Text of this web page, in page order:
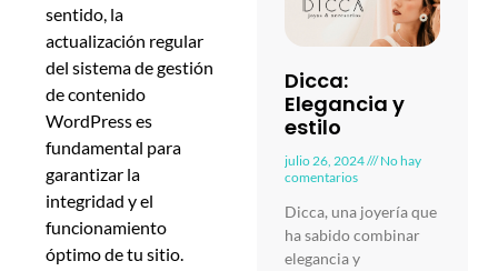
sentido, la
actualización regular
del sistema de gestión
de contenido
WordPress es
fundamental para
garantizar la
integridad y el
funcionamiento
óptimo de tu sitio.
Dicca:
Elegancia y
estilo
julio 26, 2024
No hay
comentarios
Dicca, una joyería que
ha sabido combinar
elegancia y